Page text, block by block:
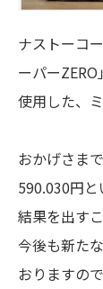
ナストーコ
ーパーZERO
使用した、
おかげさま
590.030円と
結果を出す
今後も新た
おりますので